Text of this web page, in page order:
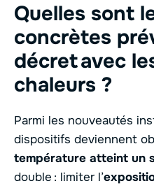
Quelles sont
concrètes
décret avec
chaleurs ?
Parmi les nouveautés
dispositifs deviennent
température atteint un
double : limiter l’